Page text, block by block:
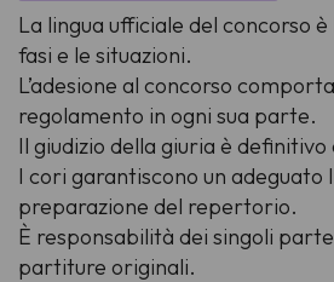
La lingua ufficiale del concorso è
fasi e le situazioni.
L’adesione al concorso
regolamento in ogni sua parte.
Il giudizio della giuria è
I cori garantiscono un adeguato
preparazione del repertorio.
È responsabilità dei singoli
partiture originali.